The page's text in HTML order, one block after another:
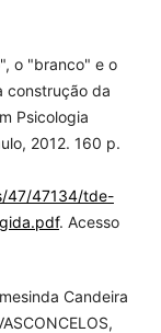
o "branco" e o
construção da
Psicologia
2012. 160 p.
47/47134/tde-
. Acesso
Candeira